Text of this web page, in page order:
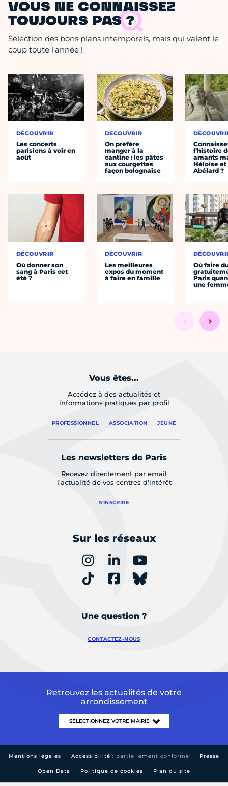
VOUS NE CONNAISSEZ
TOUJOURS PAS ?
Sélection des bons plans intemporels, mais qui valent le
coup toute l'année !
DÉCOUVRIR
Les concerts
parisiens à voir en
août
DÉCOUVRIR
Où donner son
sang à Paris cet
été ?
DÉCOUVRIR
On préfère
manger à la
cantine : les pâtes
aux courgettes
façon bolognaise
DÉCOUVRIR
Les meilleures
expos du moment
à faire en famille
l’histoire
amants
Héloïse et
Abélard ?
Où faire
Paris
une
Vous êtes...
Accédez à des actualités et
informations pratiques par profil
PROFESSIONNEL ASSOCIATION JEUNE
Les newsletters de Paris
Recevez directement par email
l'actualité de vos centres d'intérêt
S'INSCRIRE
Sur les réseaux
Une question ?
CONTACTEZ-NOUS
Retrouvez les actualités de votre
arrondissement
Mentions légales Accessibilité : partiellement conforme Presse
Open Data Politique de cookies Plan du site